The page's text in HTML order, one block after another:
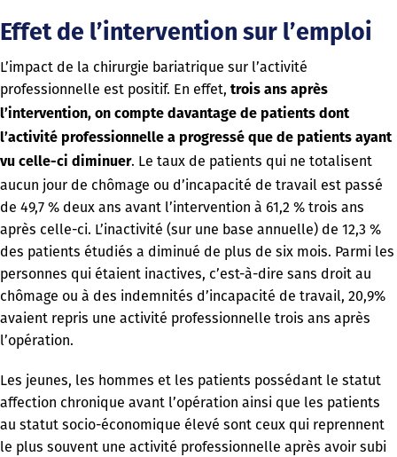
Effet de l’intervention sur l’emploi
L’impact de la chirurgie bariatrique sur l’activité
professionnelle est positif. En effet, trois ans après
l’intervention, on compte davantage de patients dont
l’activité professionnelle a progressé que de patients ayant
vu celle-ci diminuer. Le taux de patients qui ne totalisent
aucun jour de chômage ou d’incapacité de travail est passé
de 49,7 % deux ans avant l’intervention à 61,2 % trois ans
après celle-ci. L’inactivité (sur une base annuelle) de 12,3 %
des patients étudiés a diminué de plus de six mois. Parmi les
personnes qui étaient inactives, c’est-à-dire sans droit au
chômage ou à des indemnités d’incapacité de travail, 20,9%
avaient repris une activité professionnelle trois ans après
l’opération.
Les jeunes, les hommes et les patients possédant le statut
affection chronique avant l’opération ainsi que les patients
au statut socio-économique élevé sont ceux qui reprennent
le plus souvent une activité professionnelle après avoir subi